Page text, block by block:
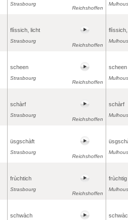
Strasbourg
Reichshoffen
flìssich, licht
Strasbourg
Reichshoffen
scheen
Strasbourg
Reichshoffen
scheen
schàrf
Strasbourg
Reichshoffen
schàrf
üsgschàft
Strasbourg
Reichshoffen
frùchtich
Strasbourg
Reichshoffen
frùchtig
schwàch